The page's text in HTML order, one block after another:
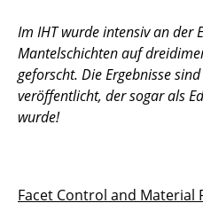
Im IHT wurde intensiv an der
Mantelschichten auf
geforscht. Die Ergebnisse
veröffentlicht, der sogar als
wurde!
Facet Control and Material